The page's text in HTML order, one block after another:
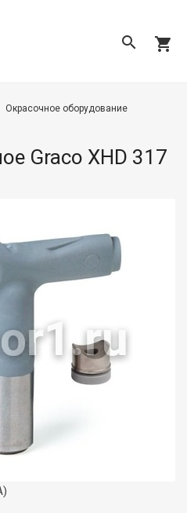
search shopping_cart
Окрасочное оборудование
Graco XHD 317